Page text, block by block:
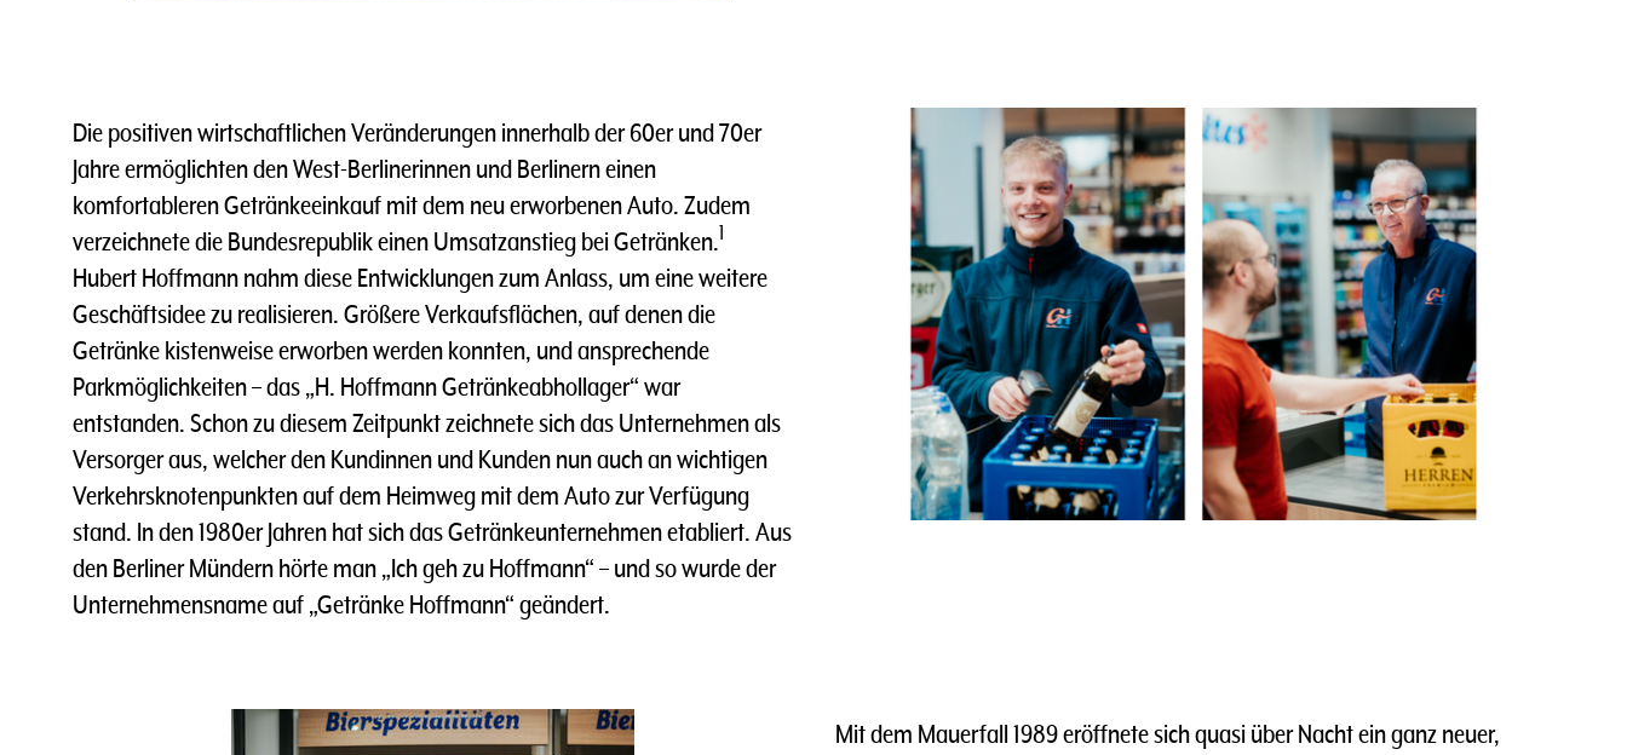
Die positiven wirtschaftlichen Veränderungen innerhalb der 60er und 70er
Jahre ermöglichten den West-Berlinerinnen und Berlinern einen
komfortableren Getränkeeinkauf mit dem neu erworbenen Auto. Zudem
verzeichnete die Bundesrepublik einen Umsatzanstieg bei Getränken.1
Hubert Hoffmann nahm diese Entwicklungen zum Anlass, um eine weitere
Geschäftsidee zu realisieren. Größere Verkaufsflächen, auf denen die
Getränke kistenweise erworben werden konnten, und ansprechende
Parkmöglichkeiten – das „H. Hoffmann Getränkeabhollager“ war
entstanden. Schon zu diesem Zeitpunkt zeichnete sich das Unternehmen als
Versorger aus, welcher den Kundinnen und Kunden nun auch an wichtigen
Verkehrsknotenpunkten auf dem Heimweg mit dem Auto zur Verfügung
stand. In den 1980er Jahren hat sich das Getränkeunternehmen etabliert. Aus
den Berliner Mündern hörte man „Ich geh zu Hoffmann“ – und so wurde der
Unternehmensname auf „Getränke Hoffmann“ geändert.
Mit dem Mauerfall 1989 eröffnete sich quasi über Nacht ein ganz neuer,